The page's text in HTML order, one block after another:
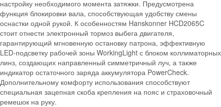
настройку необходимого момента затяжки. Предусмотрена
функция блокировки вала, способствующая удобству смены
оснастки одной рукой. К особенностям Hanskonner HCD2065C
стоит отнести электронный тормоз выбега двигателя,
гарантирующий мгновенную остановку патрона, эффективную
LED-подсветку рабочей зоны WorkingLight с блоком коллиматорных
линз, создающих направленный симметричный луч, а также
индикатор остаточного заряда аккумулятора PowerCheck.
Дополнительному комфорту использования способствуют
специальная зацепная скоба крепления на пояс и страховочный
ремешок на руку.